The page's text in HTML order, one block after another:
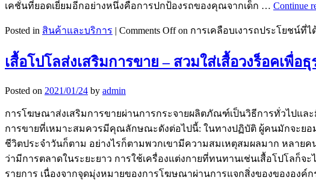
เคชั่นที่ยอดเยี่ยมอีกอย่างหนึ่งคือการปกป้องรถของคุณจากเด็ก … Continue
Posted in สินค้าและบริการ | Comments Offon การเคลือบเงารถประโยชน์ที่
เสื้อโปโลส่งเสริมการขาย – สวมใส่เสื้อวงร็อคเพื่
Posted on 2021/01/24 by admin
การโฆษณาส่งเสริมการขายผ่านการกระจายผลิตภัณฑ์เป็นวิธีการทั่วไปแ
การขายที่เหมาะสมควรมีคุณลักษณะดังต่อไปนี้: ในทางปฏิบัติ ผู้คนมักจะยอ
ชีวิตประจำวันก็ตาม อย่างไรก็ตามพวกเขามีความสมเหตุสมผลมาก หลา
ว่ามีการตลาดในระยะยาว การใช้เครื่องแต่งกายที่ทนทานเช่นเสื้อโปโ
รายการ เนื่องจากจุดมุ่งหมายของการโฆษณาผ่านการแจกสิ่งของขององ